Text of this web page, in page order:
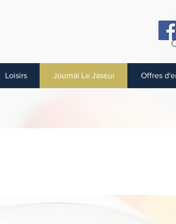
Loisirs Journal Le Jaseur Offres